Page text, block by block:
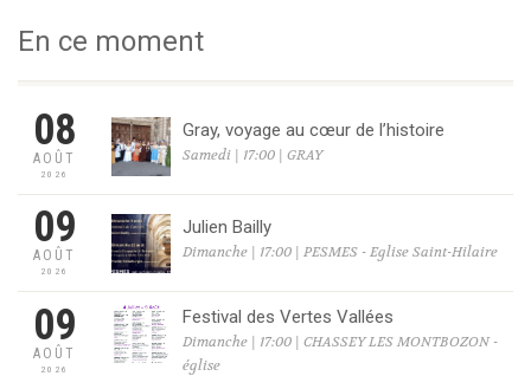
En ce moment
08
AOÛT
2026
Gray, voyage au cœur de l’histoire
Samedi | 17:00 | GRAY
09
AOÛT
2026
Julien Bailly
Dimanche | 17:00 | PESMES - Eglise Saint-Hilaire
09
AOÛT
2026
Festival des Vertes Vallées
Dimanche | 17:00 | CHASSEY LES MONTBOZON -
église